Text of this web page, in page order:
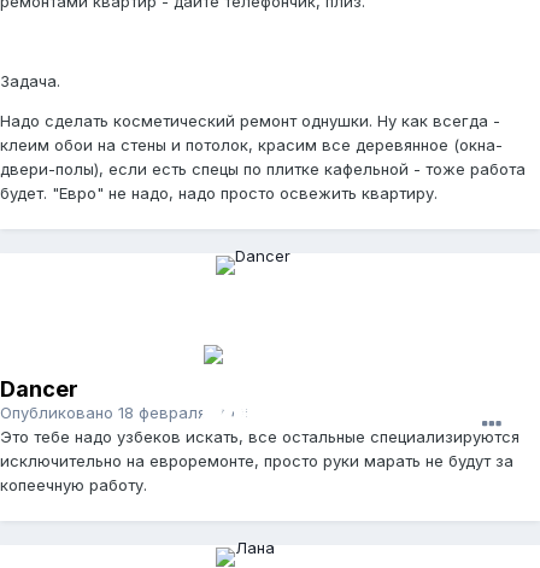
Задача.
Надо сделать косметический ремонт однушки. Ну как всегда -
клеим обои на стены и потолок, красим все деревянное (окна-
двери-полы), если есть спецы по плитке кафельной - тоже работа
будет. "Евро" не надо, надо просто освежить квартиру.
Dancer
Опубликовано 18 февраля, 2009
Это тебе надо узбеков искать, все остальные специализируются
исключительно на евроремонте, просто руки марать не будут за
копеечную работу.